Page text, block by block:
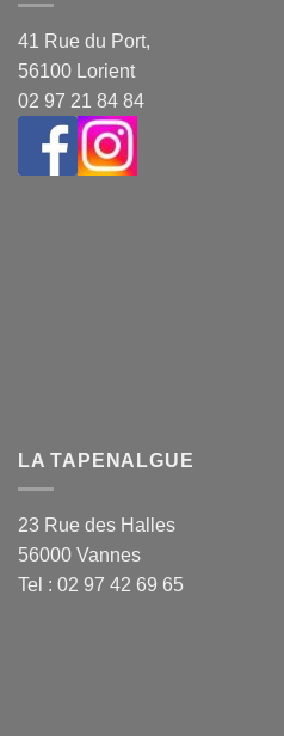
41 Rue du Port,
56100 Lorient
02 97 21 84 84
LA TAPENALGUE
23 Rue des Halles
56000 Vannes
Tel : 02 97 42 69 65